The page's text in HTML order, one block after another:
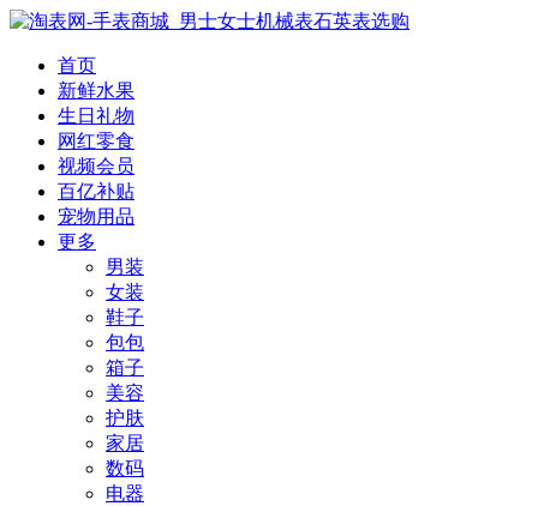
首页
新鲜水果
生日礼物
网红零食
视频会员
百亿补贴
宠物用品
更多
男装
女装
鞋子
包包
箱子
美容
护肤
家居
数码
电器